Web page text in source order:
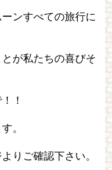
ンすべての旅行に
が私たちの喜びそ
！
。
りご確認下さい。